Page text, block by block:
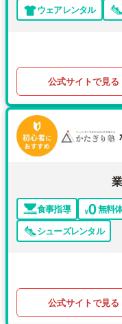
ウェアレンタル
公式サイトで見る
食事指導 無料
シューズレンタル
公式サイトで見る